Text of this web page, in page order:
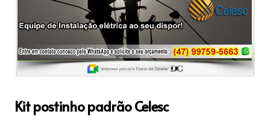
Kit postinho padrão Celesc